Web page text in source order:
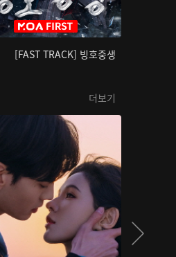
[FAST TRACK] 빙호중생
더보기